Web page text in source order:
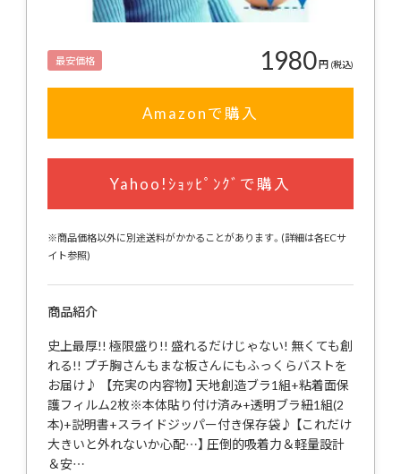
最安価格 1980円 (税込)
Amazonで購入
Yahoo!ｼｮｯﾋﾟﾝｸﾞで購入
※商品価格以外に別途送料がかかることがあります。(詳細は各ECサ
イト参照)
商品紹介
史上最厚!! 極限盛り!! 盛れるだけじゃない! 無くても創
れる!! プチ胸さんもまな板さんにもふっくらバストを
お届け♪ 【充実の内容物】 天地創造ブラ1組+粘着面保
護フィルム2枚※本体貼り付け済み+透明ブラ紐1組(2
本)+説明書+スライドジッパー付き保存袋♪ 【これだけ
大きいと外れないか心配…】 圧倒的吸着力＆軽量設計
＆安…